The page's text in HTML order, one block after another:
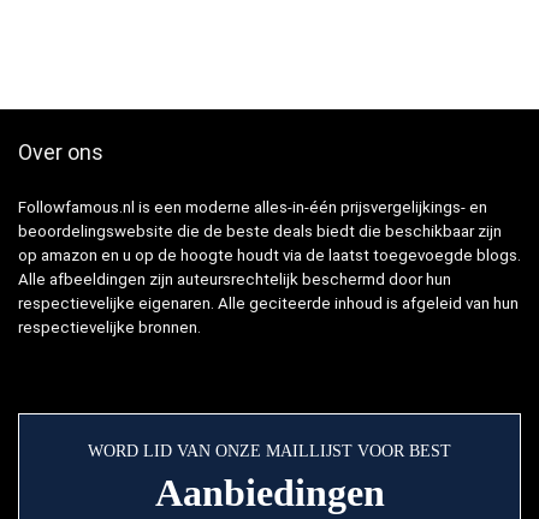
Over ons
Followfamous.nl is een moderne alles-in-één prijsvergelijkings- en
beoordelingswebsite die de beste deals biedt die beschikbaar zijn
op amazon en u op de hoogte houdt via de laatst toegevoegde blogs.
Alle afbeeldingen zijn auteursrechtelijk beschermd door hun
respectievelijke eigenaren. Alle geciteerde inhoud is afgeleid van hun
respectievelijke bronnen.
WORD LID VAN ONZE MAILLIJST VOOR BEST
Aanbiedingen